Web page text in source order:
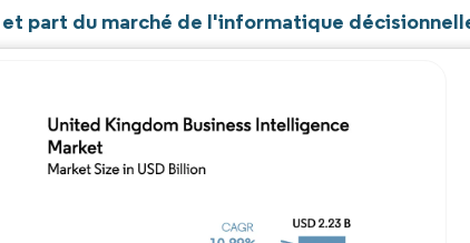
part du marché de l'informatique